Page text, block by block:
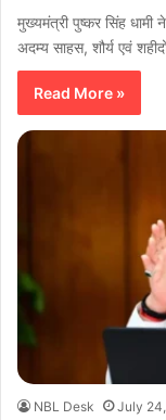
मुख्यमंत्री पुष्कर सिंह
अदम्य साहस, शौर्य एवं
Read More »
NBL Desk July